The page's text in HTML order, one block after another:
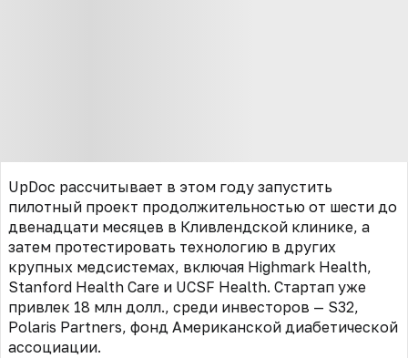
UpDoc рассчитывает в этом году запустить
пилотный проект продолжительностью от шести до
двенадцати месяцев в Кливлендской клинике, а
затем протестировать технологию в других
крупных медсистемах, включая Highmark Health,
Stanford Health Care и UCSF Health. Стартап уже
привлек 18 млн долл., среди инвесторов — S32,
Polaris Partners, фонд Американской диабетической
ассоциации.